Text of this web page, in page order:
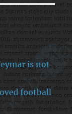
is not
football